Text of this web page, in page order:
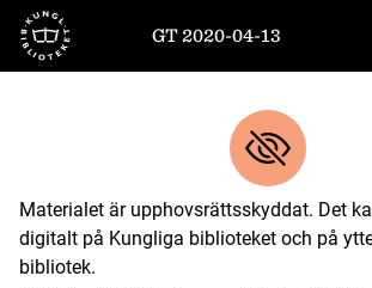
Till startsidan
GT 2020-04-13
Materialet är upphovsrättsskyddat. Det
digitalt på Kungliga biblioteket och på
bibliotek.